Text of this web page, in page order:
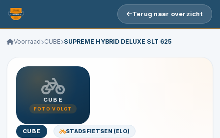
Terug naar overzicht
Voorraad CUBE SUPREME HYBRID DELUXE SLT 625
CUBE
FOTO VOLGT
CUBE STADSFIETSEN (ELO)